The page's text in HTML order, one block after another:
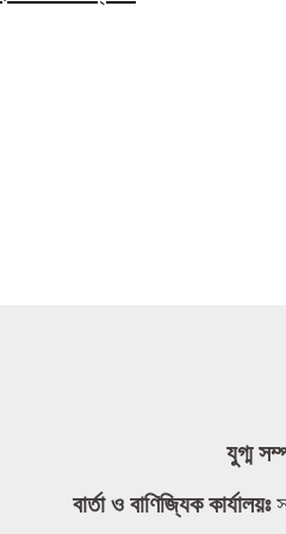
যুগ্ম
বার্তা ও বাণিজ্যিক কার্যালয়ঃ